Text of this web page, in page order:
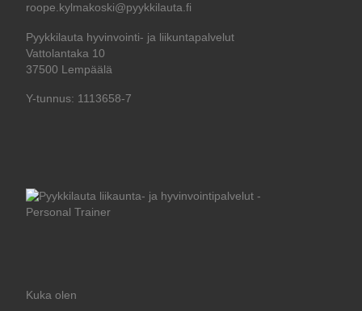
roope.kylmakoski@pyykkilauta.fi
Pyykkilauta hyvinvointi- ja liikuntapalvelut
Vattolantaka 10
37500 Lempäälä
Y-tunnus: 1113658-7
Kuka olen